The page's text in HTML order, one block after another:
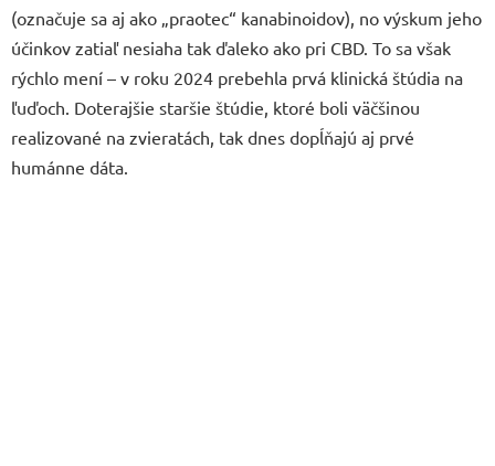
(označuje sa aj ako „praotec“ kanabinoidov), no výskum jeho
účinkov zatiaľ nesiaha tak ďaleko ako pri CBD. To sa však
rýchlo mení – v roku 2024 prebehla prvá klinická štúdia na
ľuďoch. Doterajšie staršie štúdie, ktoré boli väčšinou
realizované na zvieratách, tak dnes dopĺňajú aj prvé
humánne dáta.